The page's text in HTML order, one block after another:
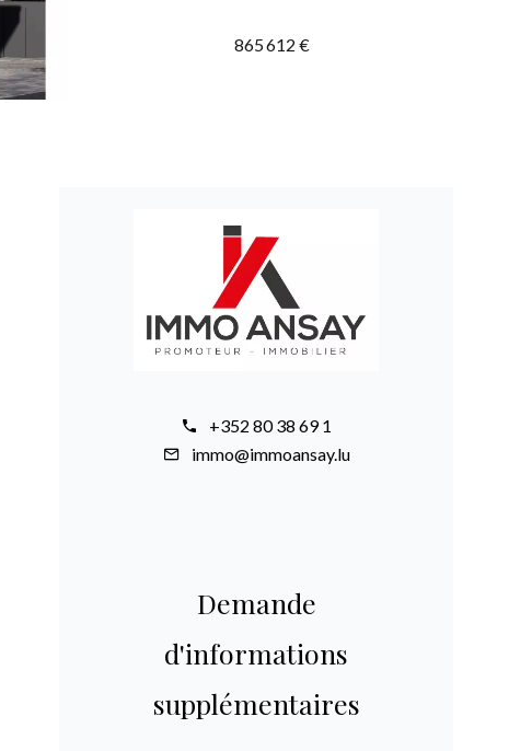
865 612 €
+352 80 38 69 1
immo@immoansay.lu
Demande
d'informations
supplémentaires